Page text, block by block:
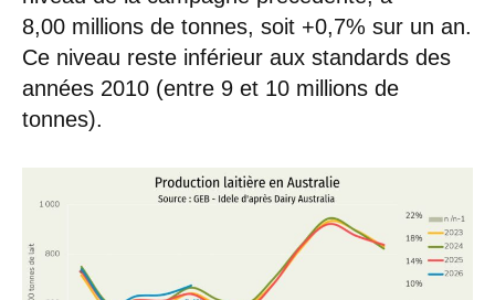
8,00 millions de tonnes, soit +0,7% sur un an.
Ce niveau reste inférieur aux standards des
années 2010 (entre 9 et 10 millions de
tonnes).